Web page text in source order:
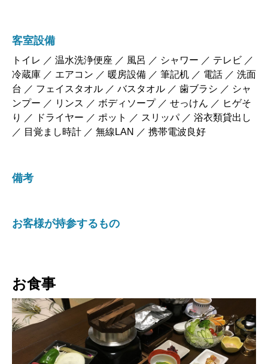
客室設備
トイレ ／ 温水洗浄便座 ／ 風呂 ／ シャワー ／ テレビ ／
冷蔵庫 ／ エアコン ／ 暖房設備 ／ 筆記机 ／ 電話 ／ 洗面
台 ／ フェイスタオル ／ バスタオル ／ 歯ブラシ ／ シャ
ンプー ／ リンス ／ ボディソープ ／ せっけん ／ ヒゲそ
り ／ ドライヤー ／ ポット ／ スリッパ ／ 浴衣類貸出し
／ 目覚まし時計 ／ 無線LAN ／ 携帯電波良好
備考
お客様が持参するもの
お食事